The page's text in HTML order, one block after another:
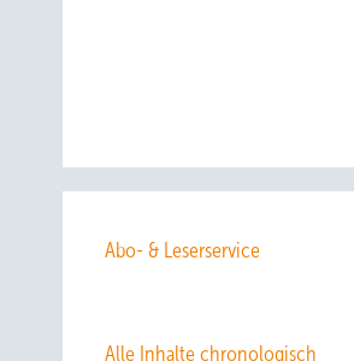
Abo- & Leserservice
Alle Inhalte chronologisch